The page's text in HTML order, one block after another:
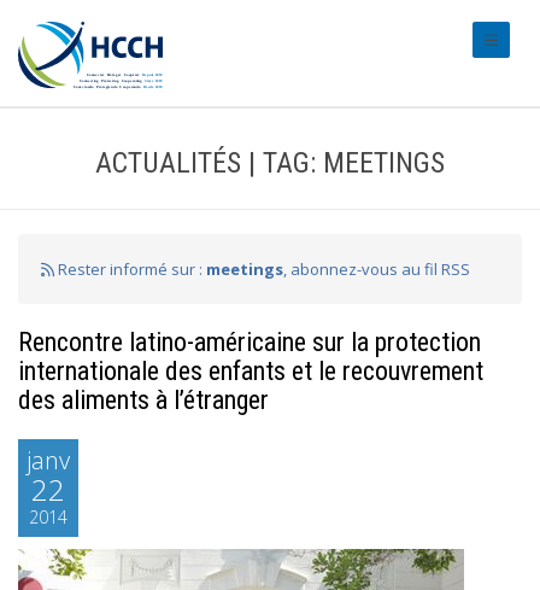
ACTUALITÉS | TAG: MEETINGS
Rester informé sur : meetings, abonnez-vous au fil RSS
Rencontre latino-américaine sur la protection
internationale des enfants et le recouvrement
des aliments à l’étranger
janv
22
2014